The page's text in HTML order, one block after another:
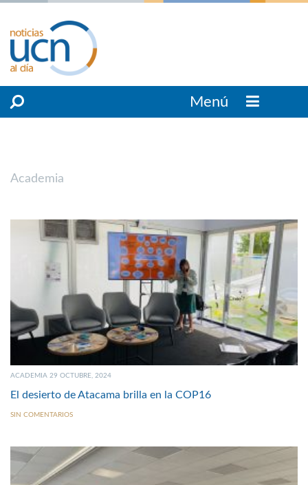
Menú
Academia
ACADEMIA 29 OCTUBRE, 2024
El desierto de Atacama brilla en la COP16
SIN COMENTARIOS